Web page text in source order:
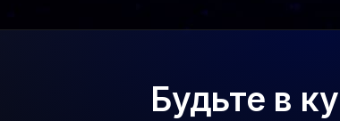
Будьте в